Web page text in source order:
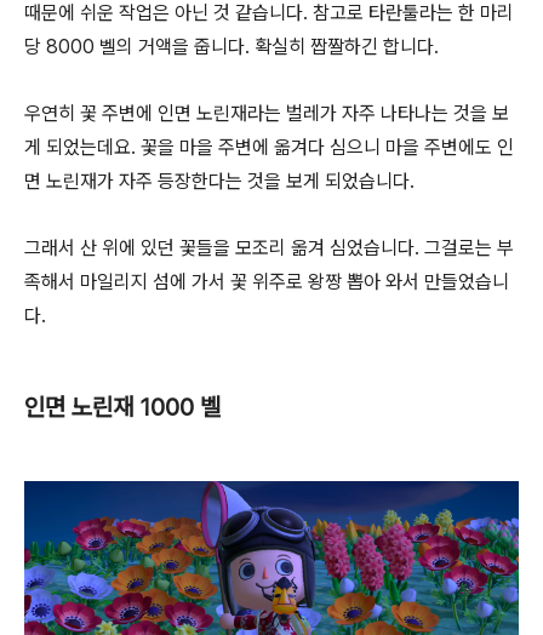
때문에 쉬운 작업은 아닌 것 같습니다. 참고로 타란툴라는 한 마리
당 8000 벨의 거액을 줍니다. 확실히 짭짤하긴 합니다.
우연히 꽃 주변에 인면 노린재라는 벌레가 자주 나타나는 것을 보
게 되었는데요. 꽃을 마을 주변에 옮겨다 심으니 마을 주변에도 인
면 노린재가 자주 등장한다는 것을 보게 되었습니다.
그래서 산 위에 있던 꽃들을 모조리 옮겨 심었습니다. 그걸로는 부
족해서 마일리지 섬에 가서 꽃 위주로 왕짱 뽑아 와서 만들었습니
다.
인면 노린재 1000 벨